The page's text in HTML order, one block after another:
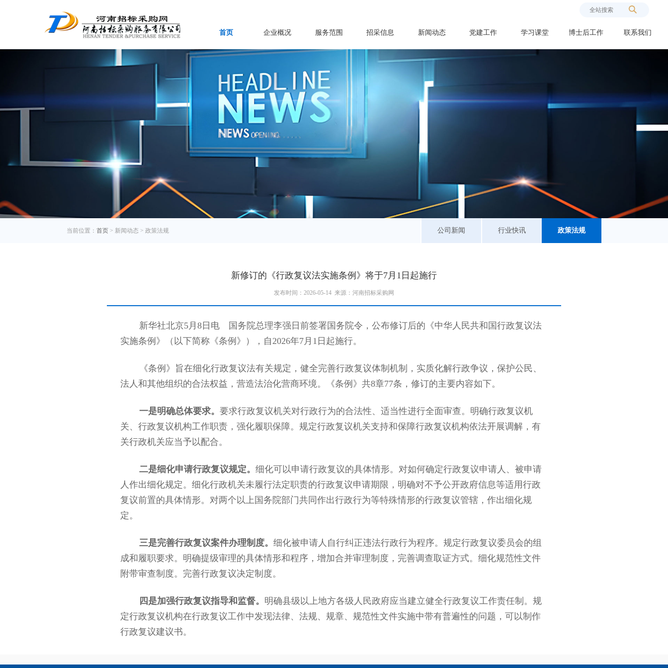
首页 企业概况 服务范围 招采信息 新闻动态 党建工作 学习课堂 博士后工作 联系我们
当前位置：首页 > 新闻动态 > 政策法规 政策法规
行业快讯
公司新闻
新修订的《行政复议法实施条例》将于7月1日起施行
发布时间：2026-05-14 来源：河南招标采购网
新华社北京5月8日电 国务院总理李强日前签署国务院令，公布修订后的《中华人民共和国行政复议法
实施条例》（以下简称《条例》），自2026年7月1日起施行。
《条例》旨在细化行政复议法有关规定，健全完善行政复议体制机制，实质化解行政争议，保护公民、
法人和其他组织的合法权益，营造法治化营商环境。《条例》共8章77条，修订的主要内容如下。
一是明确总体要求。 要求行政复议机关对行政行为的合法性、适当性进行全面审查。明确行政复议机
关、行政复议机构工作职责，强化履职保障。规定行政复议机关支持和保障行政复议机构依法开展调解，有
关行政机关应当予以配合。
二是细化申请行政复议规定。 细化可以申请行政复议的具体情形。对如何确定行政复议申请人、被申请
人作出细化规定。细化行政机关未履行法定职责的行政复议申请期限，明确对不予公开政府信息等适用行政
复议前置的具体情形。对两个以上国务院部门共同作出行政行为等特殊情形的行政复议管辖，作出细化规
定。
三是完善行政复议案件办理制度。 细化被申请人自行纠正违法行政行为程序。规定行政复议委员会的组
成和履职要求。明确提级审理的具体情形和程序，增加合并审理制度，完善调查取证方式。细化规范性文件
附带审查制度。完善行政复议决定制度。
四是加强行政复议指导和监督。 明确县级以上地方各级人民政府应当建立健全行政复议工作责任制。规
定行政复议机构在行政复议工作中发现法律、法规、规章、规范性文件实施中带有普遍性的问题，可以制作
行政复议建议书。